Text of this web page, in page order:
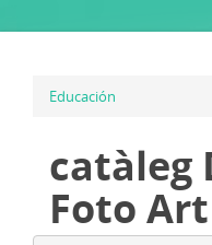
Educación
catàleg
Foto